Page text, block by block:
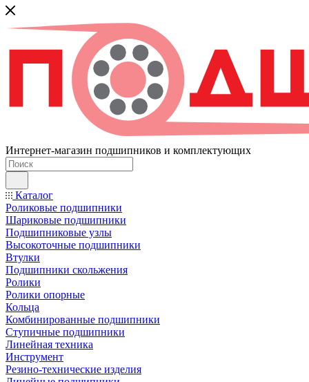
Интернет-магазин подшипников и комплектующих
Каталог
Роликовые подшипники
Шариковые подшипники
Подшипниковые узлы
Высокоточные подшипники
Втулки
Подшипники скольжения
Ролики
Ролики опорные
Кольца
Комбинированные подшипники
Ступичные подшипники
Линейная техника
Инструмент
Резино-технические изделия